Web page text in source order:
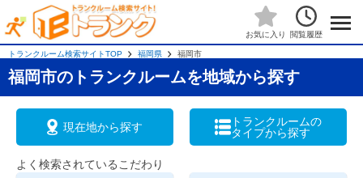
お気に入り 閲覧履歴
トランクルーム検索サイトTOP 福岡県 福岡市
福岡市のトランクルームを地域から探す
現在地から探す
トランクルームの
タイプから探す
よく検索されているこだわり